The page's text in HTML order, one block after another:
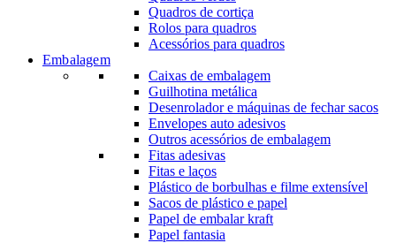
Quadros de cortiça
Rolos para quadros
Acessórios para quadros
Embalagem
Caixas de embalagem
Guilhotina metálica
Desenrolador e máquinas de fechar sacos
Envelopes auto adesivos
Outros acessórios de embalagem
Fitas adesivas
Fitas e laços
Plástico de borbulhas e filme extensível
Sacos de plástico e papel
Papel de embalar kraft
Papel fantasia